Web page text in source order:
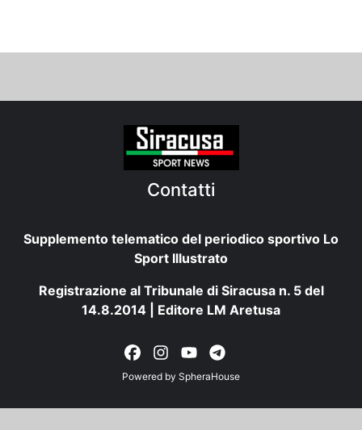
Contatti
Supplemento telematico del periodico sportivo Lo
Sport Illustrato
Registrazione al Tribunale di Siracusa n. 5 del
14.8.2014 | Editore LM Aretusa
Powered by SpheraHouse